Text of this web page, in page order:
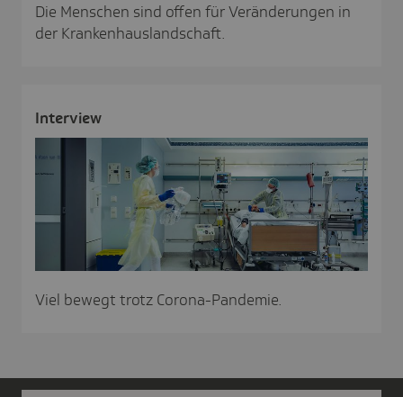
Die Menschen sind offen für Veränderungen in
der Krankenhauslandschaft.
Inter­view
Viel bewegt trotz Corona-Pandemie.